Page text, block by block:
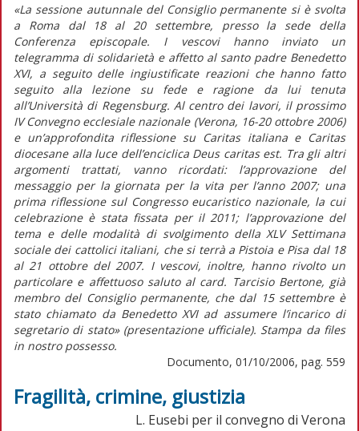
«La sessione autunnale del Consiglio permanente si è svolta
a Roma dal 18 al 20 settembre, presso la sede della
Conferenza episcopale. I vescovi hanno inviato un
telegramma di solidarietà e affetto al santo padre Benedetto
XVI, a seguito delle ingiustificate reazioni che hanno fatto
seguito alla lezione su fede e ragione da lui tenuta
all’Università di Regensburg. Al centro dei lavori, il prossimo
IV Convegno ecclesiale nazionale (Verona, 16-20 ottobre 2006)
e un’approfondita riflessione su Caritas italiana e Caritas
diocesane alla luce dell’enciclica Deus caritas est. Tra gli altri
argomenti trattati, vanno ricordati: l’approvazione del
messaggio per la giornata per la vita per l’anno 2007; una
prima riflessione sul Congresso eucaristico nazionale, la cui
celebrazione è stata fissata per il 2011; l’approvazione del
tema e delle modalità di svolgimento della XLV Settimana
sociale dei cattolici italiani, che si terrà a Pistoia e Pisa dal 18
al 21 ottobre del 2007. I vescovi, inoltre, hanno rivolto un
particolare e affettuoso saluto al card. Tarcisio Bertone, già
membro del Consiglio permanente, che dal 15 settembre è
stato chiamato da Benedetto XVI ad assumere l’incarico di
segretario di stato» (presentazione ufficiale). Stampa da files
in nostro possesso.
Documento, 01/10/2006, pag. 559
Fragilità, crimine, giustizia
L. Eusebi per il convegno di Verona